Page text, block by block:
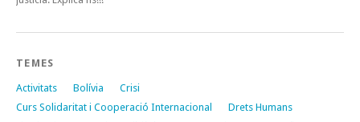
TEMES
Activitats Bolívia
Crisi
Curs Solidaritat i Cooperació Internacional
Drets Humans